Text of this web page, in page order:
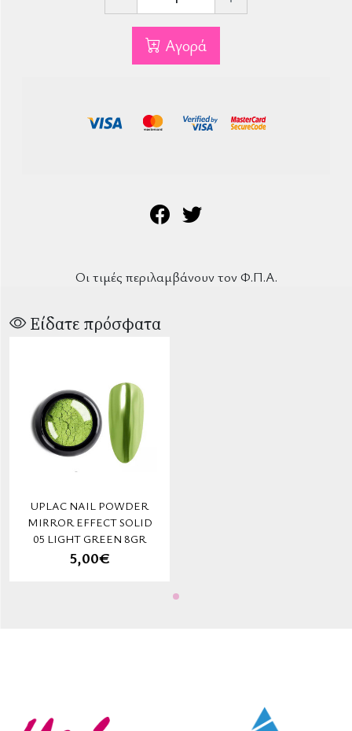
Αγορά
Οι τιμές περιλαμβάνουν τον Φ.Π.Α.
Είδατε πρόσφατα
UPLAC NAIL POWDER
MIRROR EFFECT SOLID
05 LIGHT GREEN 8GR
5,00€